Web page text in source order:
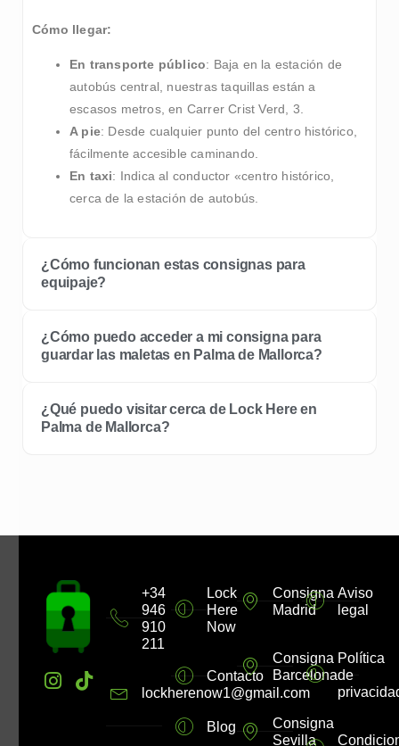
Cómo llegar:
En transporte público: Baja en la estación de
autobús central, nuestras taquillas están a
escasos metros, en Carrer Crist Verd, 3.
A pie: Desde cualquier punto del centro histórico,
fácilmente accesible caminando.
En taxi: Indica al conductor «centro histórico,
cerca de la estación de autobús.
¿Cómo funcionan estas consignas para
equipaje?
¿Cómo puedo acceder a mi consigna para
guardar las maletas en Palma de Mallorca?
¿Qué puedo visitar cerca de Lock Here en
Palma de Mallorca?
I
n
T
i
+34
946
910
211
lockherenow1@gmail.com
Lock
Here
Now
Contacto
Blog
Consigna
Madrid
Consigna
Barcelona
Consigna
Sevilla
Aviso
legal
Política
de